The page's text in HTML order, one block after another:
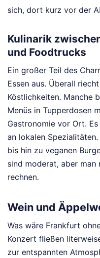
sich, dort kurz vor der
Kulinarik
und Foodtrucks
Ein großer Teil des
Essen aus. Überall
Köstlichkeiten. Manche
Menüs in Tupperdosen
Gastronomie vor Ort.
an lokalen
bis hin zu veganen
sind moderat, aber man
rechnen.
Wein und
Was wäre Frankfurt
Konzert fließen
zur entspannten